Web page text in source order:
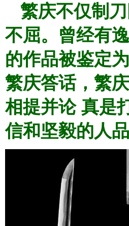
繁庆不仅制
不屈。曾经有
的作品被鉴定
繁庆答话，繁
相提并论 真是
信和坚毅的人